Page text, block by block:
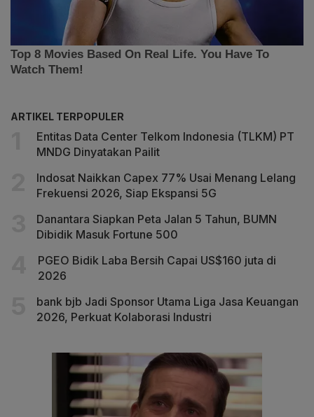
ARTIKEL TERPOPULER
Entitas Data Center Telkom Indonesia (TLKM) PT
MNDG Dinyatakan Pailit
Indosat Naikkan Capex 77% Usai Menang Lelang
Frekuensi 2026, Siap Ekspansi 5G
Danantara Siapkan Peta Jalan 5 Tahun, BUMN
Dibidik Masuk Fortune 500
PGEO Bidik Laba Bersih Capai US$160 juta di
2026
bank bjb Jadi Sponsor Utama Liga Jasa Keuangan
2026, Perkuat Kolaborasi Industri